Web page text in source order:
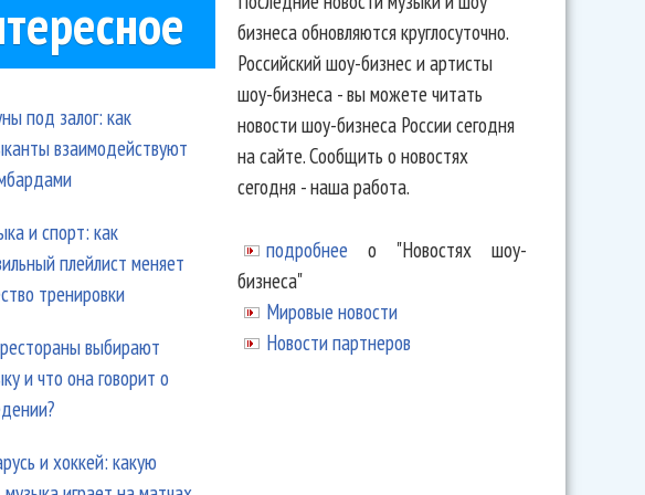
под залог: как
взаимодействуют
и спорт: как
плейлист меняет
тренировки
выбирают
и что она говорит о
и хоккей: какую
бизнеса обновляются круглосуточно.
Российский шоу-бизнес и артисты
шоу-бизнеса - вы можете читать
новости шоу-бизнеса России сегодня
на сайте. Сообщить о новостях
сегодня - наша работа.
подробнее о "Новостях шоу-
бизнеса"
Мировые новости
Новости партнеров